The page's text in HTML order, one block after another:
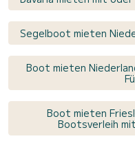
Segelboot mieten
Boot mieten
Boot mieten
Bootsverleih